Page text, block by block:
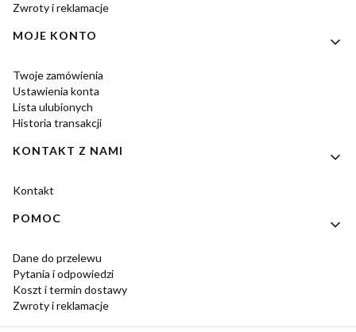
Zwroty i reklamacje
MOJE KONTO
Twoje zamówienia
Ustawienia konta
Lista ulubionych
Historia transakcji
KONTAKT Z NAMI
Kontakt
POMOC
Dane do przelewu
Pytania i odpowiedzi
Koszt i termin dostawy
Zwroty i reklamacje